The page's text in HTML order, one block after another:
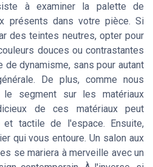
à examiner la palette de
présents dans votre pièce. Si
des teintes neutres, opter pour
douces ou contrastantes
de dynamisme, sans pour autant
De plus, comme nous
le segment sur les matériaux
de ces matériaux peut
tactile de l'espace. Ensuite,
qui vous entoure. Un salon aux
se mariera à merveille avec un